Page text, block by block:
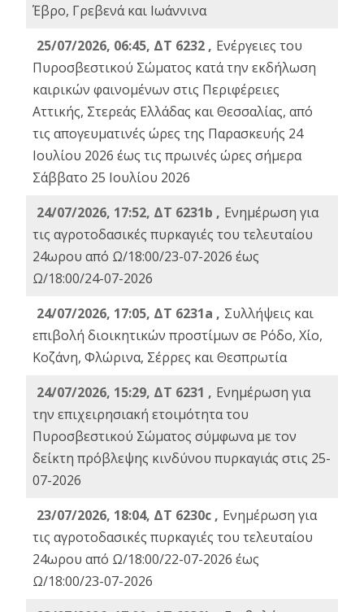
Έβρο, Γρεβενά και Ιωάννινα
25/07/2026, 06:45, ΔΤ 6232 , Ενέργειες του
Πυροσβεστικού Σώματος κατά την εκδήλωση
καιρικών φαινομένων στις Περιφέρειες
Αττικής, Στερεάς Ελλάδας και Θεσσαλίας, από
τις απογευματινές ώρες της Παρασκευής 24
Ιουλίου 2026 έως τις πρωινές ώρες σήμερα
Σάββατο 25 Ιουλίου 2026
24/07/2026, 17:52, ΔΤ 6231b , Ενημέρωση για
τις αγροτοδασικές πυρκαγιές του τελευταίου
24ωρου από Ω/18:00/23-07-2026 έως
Ω/18:00/24-07-2026
24/07/2026, 17:05, ΔΤ 6231a , Συλλήψεις και
επιβολή διοικητικών προστίμων σε Ρόδο, Χίο,
Κοζάνη, Φλώρινα, Σέρρες και Θεσπρωτία
24/07/2026, 15:29, ΔΤ 6231 , Ενημέρωση για
την επιχειρησιακή ετοιμότητα του
Πυροσβεστικού Σώματος σύμφωνα με τον
δείκτη πρόβλεψης κινδύνου πυρκαγιάς στις 25-
07-2026
23/07/2026, 18:04, ΔΤ 6230c , Ενημέρωση για
τις αγροτοδασικές πυρκαγιές του τελευταίου
24ωρου από Ω/18:00/22-07-2026 έως
Ω/18:00/23-07-2026